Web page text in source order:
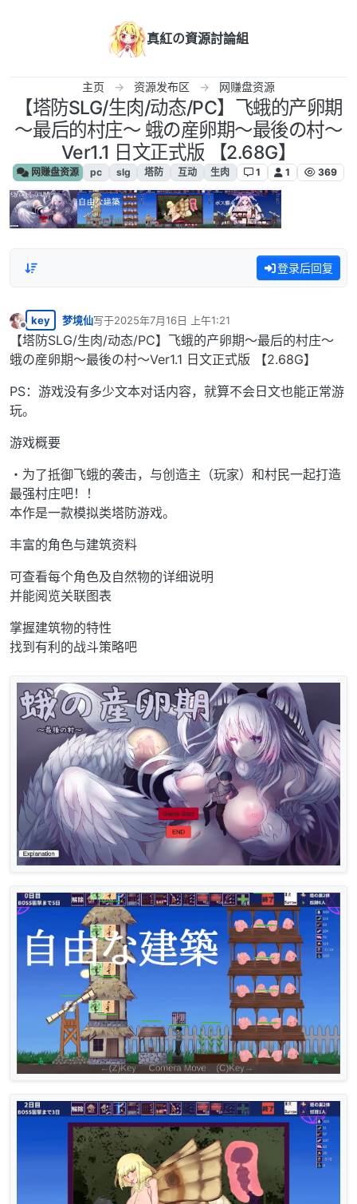
真紅の資源討論組
主页 资源发布区 网赚盘资源
【塔防SLG/生肉/动态/PC】飞蛾的产卵期
～最后的村庄～ 蛾の産卵期～最後の村～
Ver1.1 日文正式版 【2.68G】
网赚盘资源 pc slg 塔防 互动 生肉 1 1 369
登录后回复
离线
key 梦境仙写于2025年7月16日 上午1:21
最后由 编辑
【塔防SLG/生肉/动态/PC】飞蛾的产卵期～最后的村庄～
蛾の産卵期～最後の村～Ver1.1 日文正式版 【2.68G】
PS：游戏没有多少文本对话内容，就算不会日文也能正常游
玩。
游戏概要
・为了抵御飞蛾的袭击，与创造主（玩家）和村民一起打造
最强村庄吧！！
本作是一款模拟类塔防游戏。
丰富的角色与建筑资料
可查看每个角色及自然物的详细说明
并能阅览关联图表
掌握建筑物的特性
找到有利的战斗策略吧